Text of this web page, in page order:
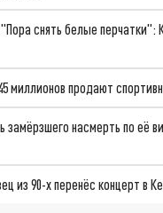
снять белые перчатки":
миллионов продают
замёрзшего насмерть по её
из 90-х перенёс концерт в